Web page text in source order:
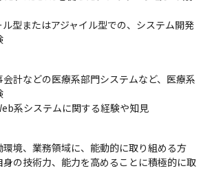
ル型またはアジャイル型での、システム開発
会計などの医療系部門システムなど、医療系
系システムに関する経験や知見
環境、業務領域に、能動的に取り組める方
身の技術力、能力を高めることに積極的に取